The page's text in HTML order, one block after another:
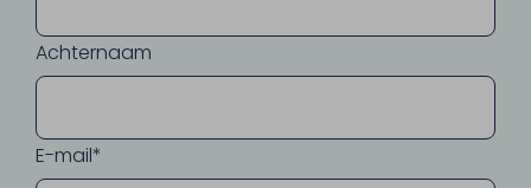
Achternaam
E-mail*